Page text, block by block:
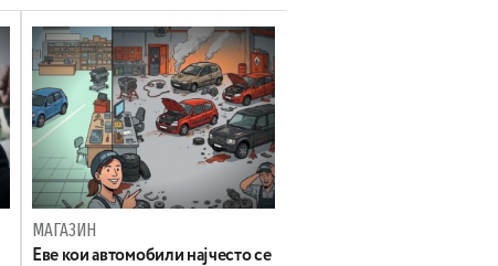
МАГАЗИН
Еве кои автомобили најчесто се